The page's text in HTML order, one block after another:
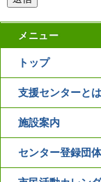
メニュー
トップ
支援センターとは
施設案内
センター登録団体